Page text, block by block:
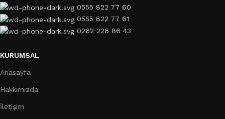
0555 822 77 60
0555 822 77 61
0262 226 86 43
KURUMSAL
Anasayfa
Hakkımızda
İletişim